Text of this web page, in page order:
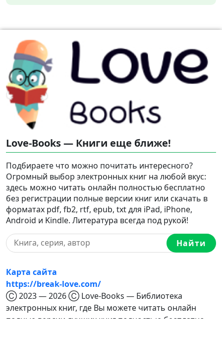
Love-Books — Книги еще ближе!
Подбираете что можно почитать интересного?
Огромный выбор электронных книг на любой вкус:
здесь можно читать онлайн полностью бесплатно
без регистрации полные версии книг или скачать в
форматах pdf, fb2, rtf, epub, txt для iPad, iPhone,
Android и Kindle. Литература всегда под рукой!
Найти
Карта сайта
https://break-love.com/
Ⓒ 2023 — 2026 Ⓒ Love-Books — Библиотека
электронных книг, где Вы можете читать онлайн
полные версии лучших книг полностью бесплатно